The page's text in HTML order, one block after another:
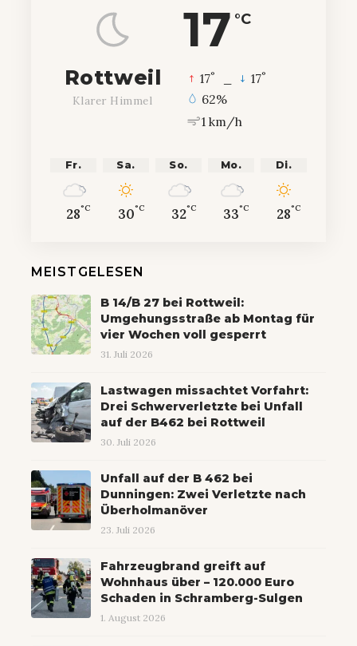
17 °C
Rottweil
Klarer Himmel
17° 17°
62%
1 km/h
Fr.
28°C
Sa.
30°C
So.
32°C
Mo.
33°C
Di.
28°C
MEISTGELESEN
B 14/B 27 bei Rottweil:
Umgehungsstraße ab Montag für
vier Wochen voll gesperrt
31. Juli 2026
Lastwagen missachtet Vorfahrt:
Drei Schwerverletzte bei Unfall
auf der B462 bei Rottweil
30. Juli 2026
Unfall auf der B 462 bei
Dunningen: Zwei Verletzte nach
Überholmanöver
23. Juli 2026
Fahrzeugbrand greift auf
Wohnhaus über – 120.000 Euro
Schaden in Schramberg-Sulgen
1. August 2026